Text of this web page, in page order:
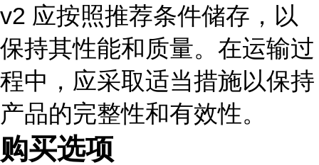
v2 应按照推荐条件储存，以
保持其性能和质量。在运输过
程中，应采取适当措施以保持
产品的完整性和有效性。
购买选项